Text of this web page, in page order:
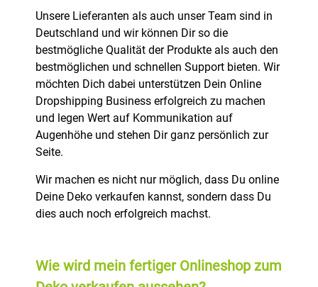
Unsere Lieferanten als auch unser Team sind in
Deutschland und wir können Dir so die
bestmögliche Qualität der Produkte als auch den
bestmöglichen und schnellen Support bieten. Wir
möchten Dich dabei unterstützen Dein Online
Dropshipping Business erfolgreich zu machen
und legen Wert auf Kommunikation auf
Augenhöhe und stehen Dir ganz persönlich zur
Seite.
Wir machen es nicht nur möglich, dass Du online
Deine Deko verkaufen kannst, sondern dass Du
dies auch noch erfolgreich machst.
Wie wird mein fertiger Onlineshop zum